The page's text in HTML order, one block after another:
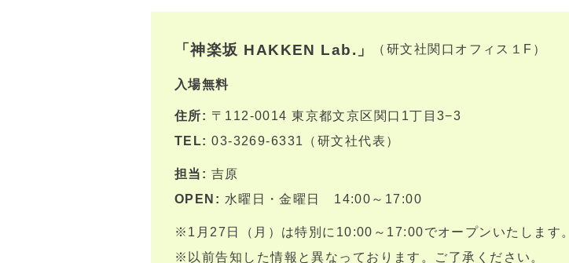
「神楽坂 HAKKEN Lab.」 （研文社関口オフィス１F）
入場無料
住所: 〒112-0014 東京都文京区関口1丁目3−3
TEL:03-3269-6331（研文社代表）
担当: 吉原
OPEN: 水曜日・金曜日 14:00～17:00
※1月27日（月）は特別に10:00～17:00でオープンいたします。
※以前告知した情報と異なっております。ご了承ください。